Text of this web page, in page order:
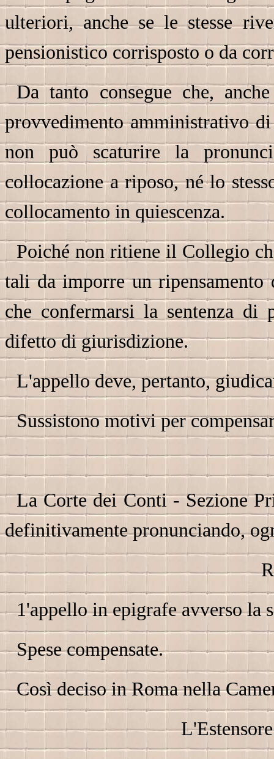
ulteriori, anche se le stesse
pensionistico corrisposto o da
Da tanto consegue che,
provvedimento amministrativo
non può scaturire la
collocazione a riposo, né lo
collocamento in quiescenza.
Poiché non ritiene il Collegio
tali da imporre un
che confermarsi la sentenza di
difetto di giurisdizione.
L'appello deve, pertanto,
Sussistono motivi per
La Corte dei Conti - Sezione
definitivamente pronunciando,
1'appello in epigrafe avverso la
Spese compensate.
Così deciso in Roma nella